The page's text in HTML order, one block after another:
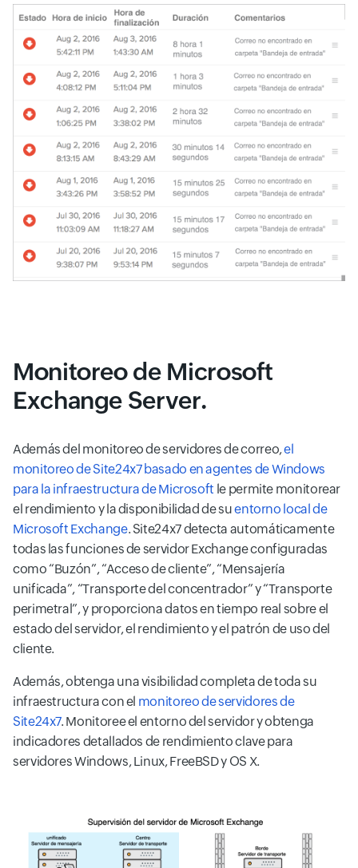
Monitoreo de Microsoft
Exchange Server.
Además del monitoreo de servidores de correo,el
monitoreo de Site24x7 basado en agentes de Windows
para la infraestructura de Microsoft le permite monitorear
el rendimiento y la disponibilidad de suentorno local de
Microsoft Exchange. Site24x7 detecta automáticamente
todas las funciones de servidor Exchange configuradas
como “Buzón”, “Acceso de cliente”, “Mensajería
unificada”, “Transporte del concentrador” y “Transporte
perimetral”, y proporciona datos en tiempo real sobre el
estado del servidor, el rendimiento y el patrón de uso del
cliente.
Además, obtenga una visibilidad completa de toda su
infraestructura con el monitoreo de servidores de
Site24x7. Monitoree el entorno del servidor y obtenga
indicadores detallados de rendimiento clave para
servidores Windows, Linux, FreeBSD y OS X.